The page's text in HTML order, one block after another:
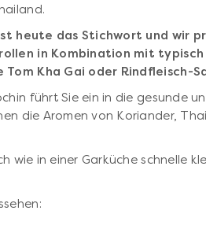
heute das Stichwort und wir
in Kombination mit
Tom Kha Gai oder Rindfleisch-
führt Sie ein in die gesunde
die Aromen von Koriander,
wie in einer Garküche schnelle